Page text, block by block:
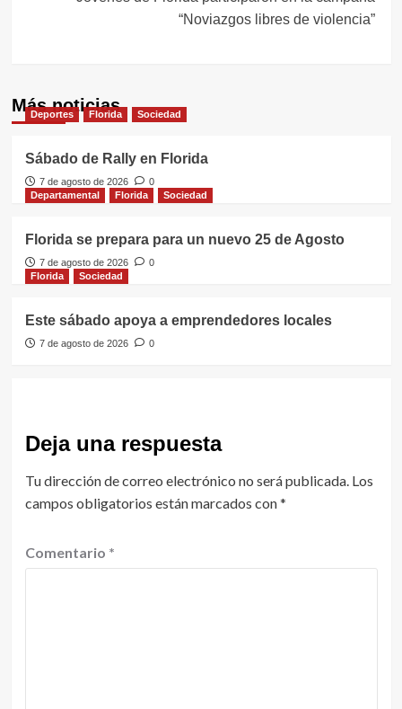
“Noviazgos libres de violencia”
Más noticias
Deportes Florida Sociedad
Sábado de Rally en Florida
7 de agosto de 2026
0
Departamental
Florida Sociedad
Florida se prepara para un nuevo 25 de Agosto
7 de agosto de 2026
0
Florida
Sociedad
Este sábado apoya a emprendedores locales
7 de agosto de 2026 0
Deja una respuesta
Tu dirección de correo electrónico no será publicada. Los
campos obligatorios están marcados con*
Comentario *